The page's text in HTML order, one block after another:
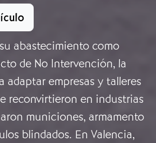
abastecimiento como
de No Intervención, la
adaptar empresas y talleres
reconvirtieron en industrias
municiones, armamento
blindados. En Valencia,